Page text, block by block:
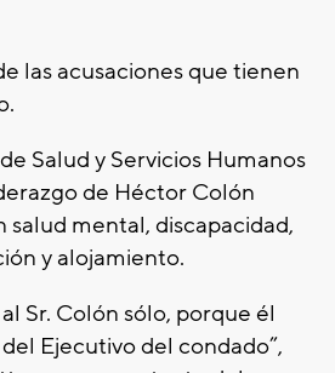
las acusaciones que tienen
Salud y Servicios Humanos
de Héctor Colón
salud mental, discapacidad,
y alojamiento.
Sr. Colón sólo, porque él
Ejecutivo del condado”,